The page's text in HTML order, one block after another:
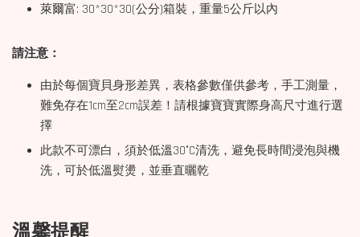
萊爾富: 30*30*30(公分)箱裝，重量5公斤以內
請注意：
由於每個寶貝身形差異，表格參數僅供參考，手工測量，
難免存在1cm至2cm誤差！請根據寶寶實際身高尺寸進行選
擇
此款不可漂白，須於低溫30°C清洗，避免長時間浸泡與機
洗，可於低溫熨燙，並垂直曬乾
溫馨提醒